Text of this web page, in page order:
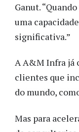
Ganut.
uma
significativa.”
A A&M Infra já
clientes que
do mundo,
Mas para